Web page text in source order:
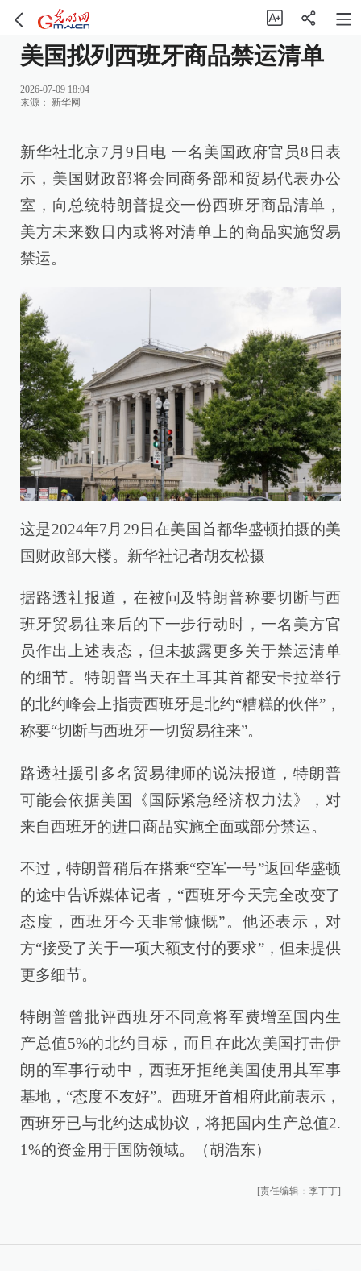
美国拟列西班牙商品禁运清单
2026-07-09 18:04
来源： 新华网
新华社北京7月9日电 一名美国政府官员8日表
示，美国财政部将会同商务部和贸易代表办公
室，向总统特朗普提交一份西班牙商品清单，
美方未来数日内或将对清单上的商品实施贸易
禁运。
这是2024年7月29日在美国首都华盛顿拍摄的美
国财政部大楼。新华社记者胡友松摄
据路透社报道，在被问及特朗普称要切断与西
班牙贸易往来后的下一步行动时，一名美方官
员作出上述表态，但未披露更多关于禁运清单
的细节。特朗普当天在土耳其首都安卡拉举行
的北约峰会上指责西班牙是北约“糟糕的伙伴”，
称要“切断与西班牙一切贸易往来”。
路透社援引多名贸易律师的说法报道，特朗普
可能会依据美国《国际紧急经济权力法》，对
来自西班牙的进口商品实施全面或部分禁运。
不过，特朗普稍后在搭乘“空军一号”返回华盛顿
的途中告诉媒体记者，“西班牙今天完全改变了
态度，西班牙今天非常慷慨”。他还表示，对
方“接受了关于一项大额支付的要求”，但未提供
更多细节。
特朗普曾批评西班牙不同意将军费增至国内生
产总值5%的北约目标，而且在此次美国打击伊
朗的军事行动中，西班牙拒绝美国使用其军事
基地，“态度不友好”。西班牙首相府此前表示，
西班牙已与北约达成协议，将把国内生产总值2.
1%的资金用于国防领域。（胡浩东）
[责任编辑：李丁丁]